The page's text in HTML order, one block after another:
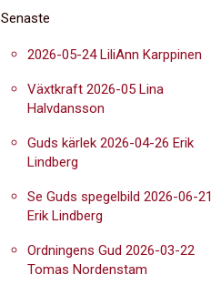
Senaste
2026-05-24 LiliAnn Karppinen
Växtkraft 2026-05 Lina
Halvdansson
Guds kärlek 2026-04-26 Erik
Lindberg
Se Guds spegelbild 2026-06-21
Erik Lindberg
Ordningens Gud 2026-03-22
Tomas Nordenstam